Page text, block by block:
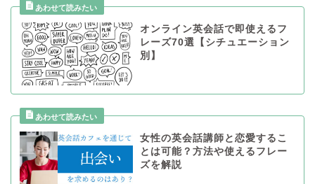
オンライン英会話で即使えるフ
レーズ70選【シチュエーション
別】
女性の英会話講師と恋愛するこ
とは可能？方法や使えるフレー
ズを解説